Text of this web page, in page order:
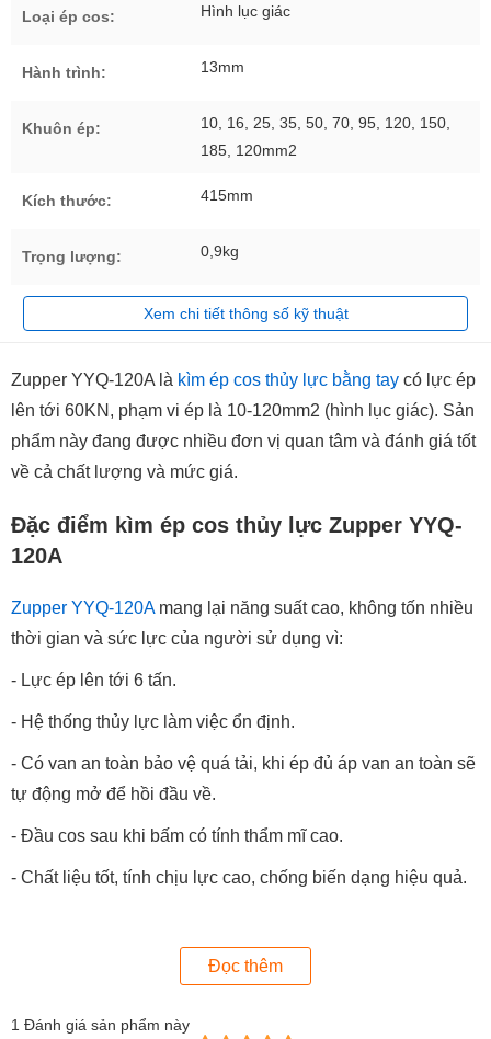
Loại ép cos: Hình lục giác
Hành trình: 13mm
Khuôn ép:
10, 16, 25, 35, 50, 70, 95, 120, 150,
185, 120mm2
Kích thước: 415mm
Trọng lượng: 0,9kg
Xem chi tiết thông số kỹ thuật
Zupper YYQ-120A là kìm ép cos thủy lực bằng tay có lực ép
lên tới 60KN, phạm vi ép là 10-120mm2 (hình lục giác). Sản
phẩm này đang được nhiều đơn vị quan tâm và đánh giá tốt
về cả chất lượng và mức giá.
Đặc điểm kìm ép cos thủy lực Zupper YYQ-
120A
Zupper YYQ-120Amang lại năng suất cao, không tốn nhiều
thời gian và sức lực của người sử dụng vì:
- Lực ép lên tới 6 tấn.
- Hệ thống thủy lực làm việc ổn định.
- Có van an toàn bảo vệ quá tải, khi ép đủ áp van an toàn sẽ
tự động mở để hồi đầu về.
- Đầu cos sau khi bấm có tính thẩm mĩ cao.
- Chất liệu tốt, tính chịu lực cao, chống biến dạng hiệu quả.
- Tay nắm chắc chắn, thuận tiện khi cầm nắm.
Các đầu ép đi kèm với kìm ép cos thủy lực
Đọc thêm
1 Đánh giá sản phẩm này